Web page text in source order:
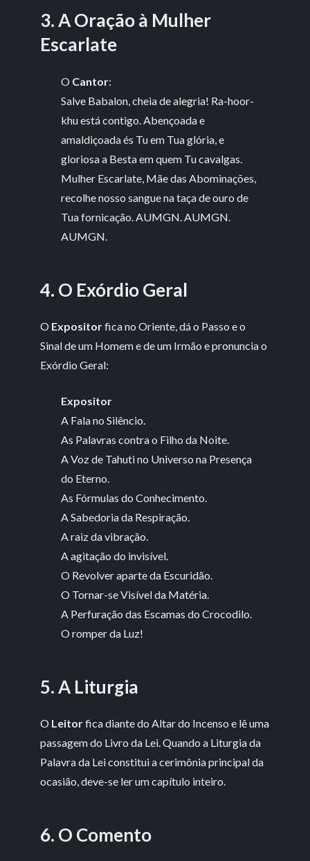
3. A Oração à Mulher
Escarlate
O Cantor:
Salve Babalon, cheia de alegria! Ra-hoor-
khu está contigo. Abençoada e
amaldiçoada és Tu em Tua glória, e
gloriosa a Besta em quem Tu cavalgas.
Mulher Escarlate, Mãe das Abominações,
recolhe nosso sangue na taça de ouro de
Tua fornicação. AUMGN. AUMGN.
AUMGN.
4. O Exórdio Geral
O Expositorfica no Oriente, dá o Passo e o
Sinal de um Homem e de um Irmão e pronuncia o
Exórdio Geral:
Expositor
A Fala no Silêncio.
As Palavras contra o Filho da Noite.
A Voz de Tahuti no Universo na Presença
do Eterno.
As Fórmulas do Conhecimento.
A Sabedoria da Respiração.
A raiz da vibração.
A agitação do invisível.
O Revolver aparte da Escuridão.
O Tornar-se Visível da Matéria.
A Perfuração das Escamas do Crocodilo.
O romper da Luz!
5. A Liturgia
O Leitorfica diante do Altar do Incenso e lê uma
passagem do Livro da Lei. Quando a Liturgia da
Palavra da Lei constitui a cerimônia principal da
ocasião, deve-se ler um capítulo inteiro.
6. O Comento